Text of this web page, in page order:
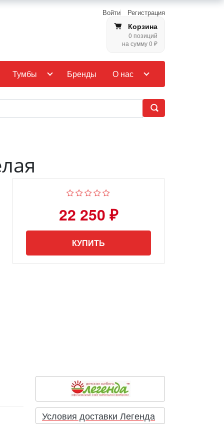
Войти Регистрация
Корзина
0 позиций
на сумму 0 ₽
Тумбы Бренды О нас
22 250 ₽
КУПИТЬ
Условия доставки Легенда